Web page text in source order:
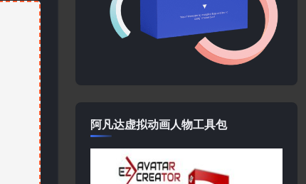
阿凡达虚拟动画人物工具包